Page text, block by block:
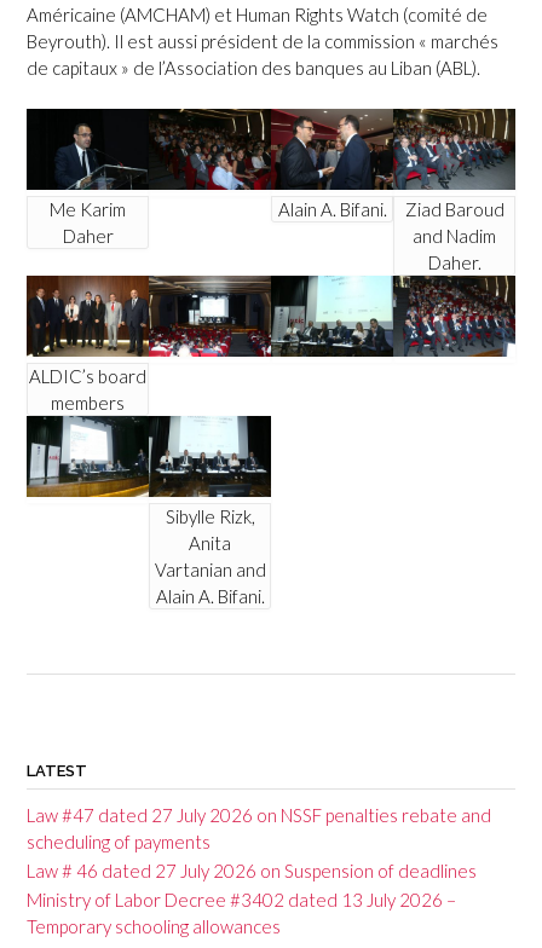
Américaine (AMCHAM) et Human Rights Watch (comité de
Beyrouth). Il est aussi président de la commission « marchés
de capitaux » de l’Association des banques au Liban (ABL).
Me Karim
Daher
Alain A. Bifani.
Ziad Baroud
and Nadim
Daher.
ALDIC’s board
members
Sibylle Rizk,
Anita
Vartanian and
Alain A. Bifani.
o
s
t
n
a
LATEST
Law #47 dated 27 July 2026 on NSSF penalties rebate and
scheduling of payments
Law # 46 dated 27 July 2026 on Suspension of deadlines
Ministry of Labor Decree #3402 dated 13 July 2026 –
Temporary schooling allowances